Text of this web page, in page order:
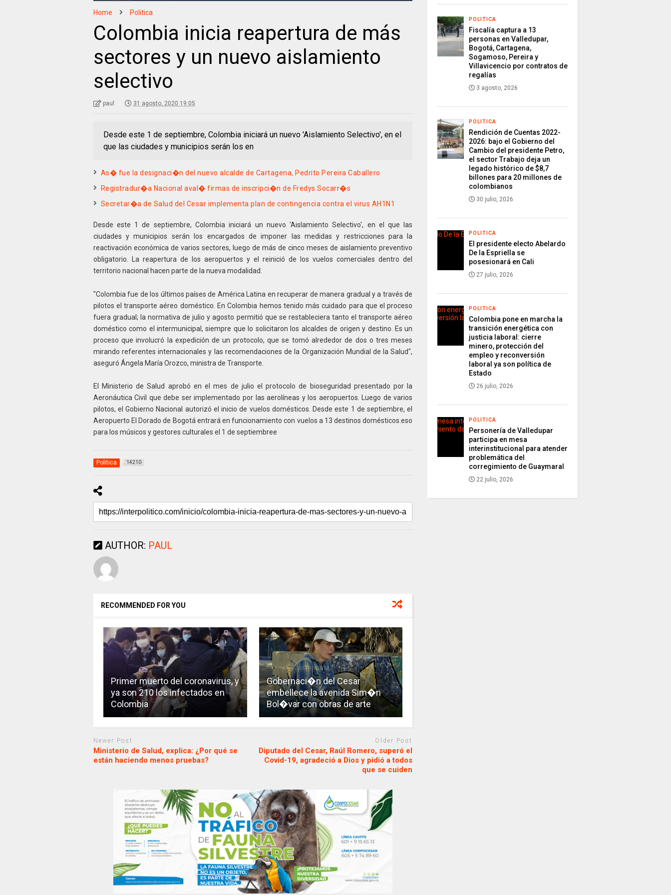
Home Politica
Colombia inicia reapertura de más
sectores y un nuevo aislamiento
selectivo
paul 31 agosto, 2020 19:05
Desde este 1 de septiembre, Colombia iniciará un nuevo 'Aislamiento Selectivo', en el
que las ciudades y municipios serán los en
As� fue la designaci�n del nuevo alcalde de Cartagena, Pedrito Pereira Caballero
Registradur�a Nacional aval� firmas de inscripci�n de Fredys Socarr�s
Secretar�a de Salud del Cesar implementa plan de contingencia contra el virus AH1N1
Desde este 1 de septiembre, Colombia iniciará un nuevo 'Aislamiento Selectivo', en el que las
ciudades y municipios serán los encargados de imponer las medidas y restricciones para la
reactivación económica de varios sectores, luego de más de cinco meses de aislamiento preventivo
obligatorio. La reapertura de los aeropuertos y el reinició de los vuelos comerciales dentro del
territorio nacional hacen parte de la nueva modalidad.
"Colombia fue de los últimos países de América Latina en recuperar de manera gradual y a través de
pilotos el transporte aéreo doméstico. En Colombia hemos tenido más cuidado para que el proceso
fuera gradual; la normativa de julio y agosto permitió que se restableciera tanto el transporte aéreo
doméstico como el intermunicipal, siempre que lo solicitaron los alcaldes de origen y destino. Es un
proceso que involucró la expedición de un protocolo, que se tomó alrededor de dos o tres meses
mirando referentes internacionales y las recomendaciones de la Organización Mundial de la Salud",
aseguró Ángela María Orozco, ministra de Transporte.
El Ministerio de Salud aprobó en el mes de julio el protocolo de bioseguridad presentado por la
Aeronáutica Civil que debe ser implementado por las aerolíneas y los aeropuertos. Luego de varios
pilotos, el Gobierno Nacional autorizó el inicio de vuelos domésticos. Desde este 1 de septiembre, el
Aeropuerto El Dorado de Bogotá entrará en funcionamiento con vuelos a 13 destinos domésticos.eso
para los músicos y gestores culturales el 1 de septiembree
Politica 14210
AUTHOR: PAUL
RECOMMENDED FOR YOU
Primer muerto del coronavirus, y
ya son 210 los infectados en
Colombia
Gobernaci�n del Cesar
embellece la avenida Sim�n
Bol�var con obras de arte
Newer Post
Ministerio de Salud, explica: ¿Por qué se
están haciendo menos pruebas?
Older Post
Diputado del Cesar, Raúl Romero, superó el
Covid-19, agradeció a Dios y pidió a todos
que se cuiden
POLITICA
Fiscalía captura a 13
personas en Valledupar,
Bogotá, Cartagena,
Sogamoso, Pereira y
Villavicencio por contratos de
regalías
3 agosto, 2026
POLITICA
Rendición de Cuentas 2022-
2026: bajo el Gobierno del
Cambio del presidente Petro,
el sector Trabajo deja un
legado histórico de $8,7
billones para 20 millones de
colombianos
30 julio, 2026
POLITICA
El presidente electo Abelardo
De la Espriella se
posesionará en Cali
27 julio, 2026
POLITICA
Colombia pone en marcha la
transición energética con
justicia laboral: cierre
minero, protección del
empleo y reconversión
laboral ya son política de
Estado
26 julio, 2026
POLITICA
Personería de Valledupar
participa en mesa
interinstitucional para atender
problemática del
corregimiento de Guaymaral
22 julio, 2026